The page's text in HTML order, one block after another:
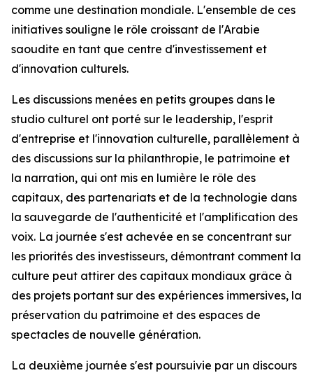
comme une destination mondiale. L'ensemble de ces
initiatives souligne le rôle croissant de l'Arabie
saoudite en tant que centre d'investissement et
d'innovation culturels.
Les discussions menées en petits groupes dans le
studio culturel ont porté sur le leadership, l'esprit
d'entreprise et l'innovation culturelle, parallèlement à
des discussions sur la philanthropie, le patrimoine et
la narration, qui ont mis en lumière le rôle des
capitaux, des partenariats et de la technologie dans
la sauvegarde de l'authenticité et l'amplification des
voix. La journée s'est achevée en se concentrant sur
les priorités des investisseurs, démontrant comment la
culture peut attirer des capitaux mondiaux grâce à
des projets portant sur des expériences immersives, la
préservation du patrimoine et des espaces de
spectacles de nouvelle génération.
La deuxième journée s'est poursuivie par un discours